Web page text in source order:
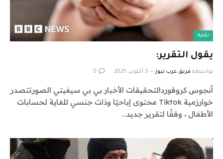
تقنية
يقول التقرير:
بواسطة فريق عرب نيوز 3 أكتوبر، 2025 0
أنجوس كروفوردالتحقيقات الأخبار بي بي سيغيتي الصورتتصدر
خوارزمية Tiktok محتوى إباحيًا وذات جنسي للغاية لحسابات
الأطفال ، وفقًا لتقرير جديد…